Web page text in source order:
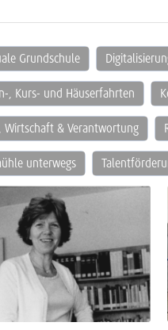
Grundschule
, Kurs- und Häuserfahrten
Wirtschaft & Verantwortung
unterwegs